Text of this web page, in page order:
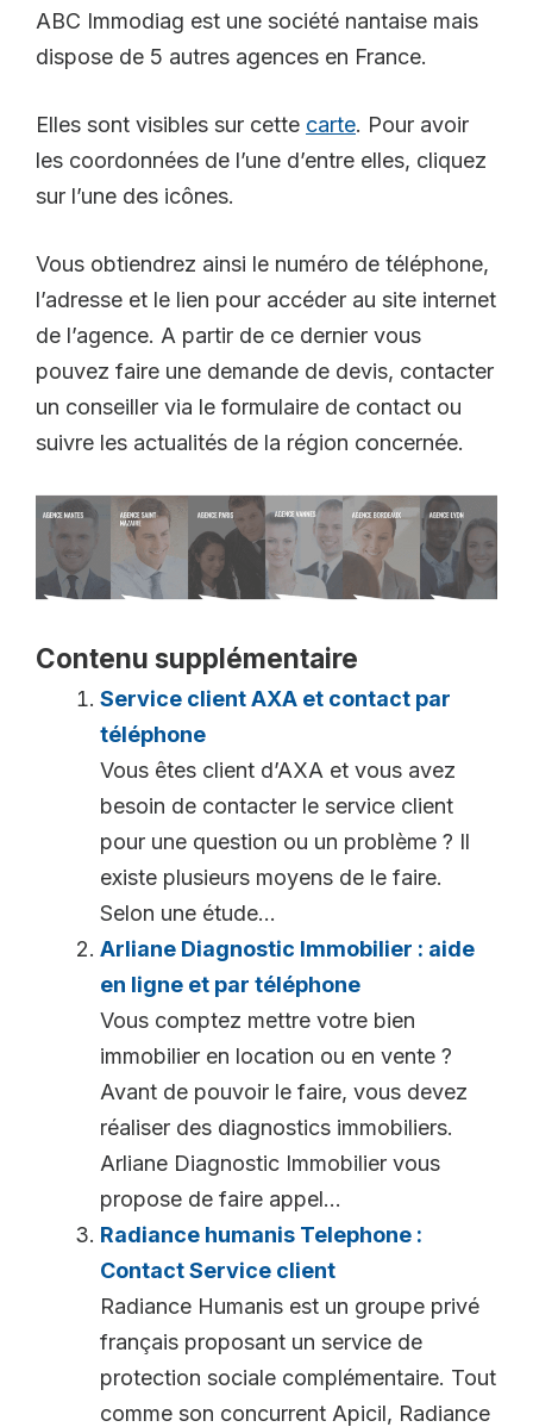
ABC Immodiag est une société nantaise mais
dispose de 5 autres agences en France.
Elles sont visibles sur cette carte. Pour avoir
les coordonnées de l’une d’entre elles, cliquez
sur l’une des icônes.
Vous obtiendrez ainsi le numéro de téléphone,
l’adresse et le lien pour accéder au site internet
de l’agence. A partir de ce dernier vous
pouvez faire une demande de devis, contacter
un conseiller via le formulaire de contact ou
suivre les actualités de la région concernée.
Contenu supplémentaire
Service client AXA et contact par
téléphone
Vous êtes client d’AXA et vous avez
besoin de contacter le service client
pour une question ou un problème ? Il
existe plusieurs moyens de le faire.
Selon une étude...
Arliane Diagnostic Immobilier : aide
en ligne et par téléphone
Vous comptez mettre votre bien
immobilier en location ou en vente ?
Avant de pouvoir le faire, vous devez
réaliser des diagnostics immobiliers.
Arliane Diagnostic Immobilier vous
propose de faire appel...
Radiance humanis Telephone :
Contact Service client
Radiance Humanis est un groupe privé
français proposant un service de
protection sociale complémentaire. Tout
comme son concurrent Apicil, Radiance